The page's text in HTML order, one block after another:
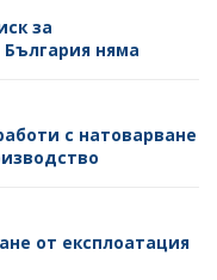
за
няма
с натоварване
от експлоатация